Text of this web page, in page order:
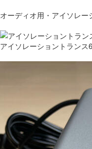
オーディオ用・アイソレ
アイソレーショントラン